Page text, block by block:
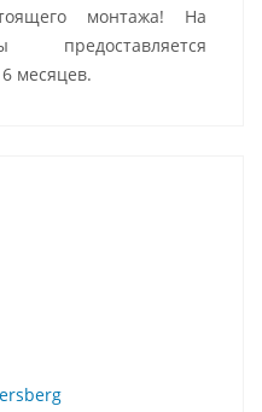
монтажа! На
предоставляется
месяцев.